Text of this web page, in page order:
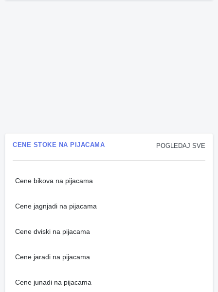
POGLEDAJ SVE
CENE STOKE NA PIJACAMA
Cene bikova na pijacama
Cene jagnjadi na pijacama
Cene dviski na pijacama
Cene jaradi na pijacama
Cene junadi na pijacama